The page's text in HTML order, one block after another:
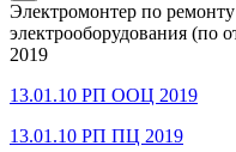
Электромонтер по
электрооборудования (по
2019
13.01.10 РП ООЦ 2019
13.01.10 РП ПЦ 2019